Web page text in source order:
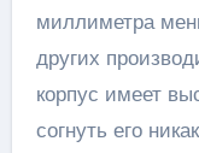
миллиметра
других
корпус имеет
согнуть его